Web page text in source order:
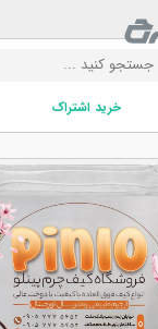
خرید اشتراک